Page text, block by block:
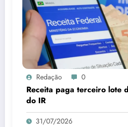
Redação 0
Receita paga terceiro lote
do IR
31/07/2026